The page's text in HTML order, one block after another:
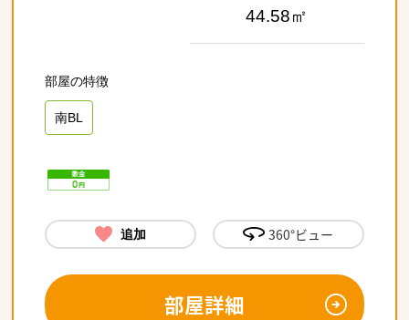
44.58㎡
南BL
追加 360°ビュー
部屋詳細